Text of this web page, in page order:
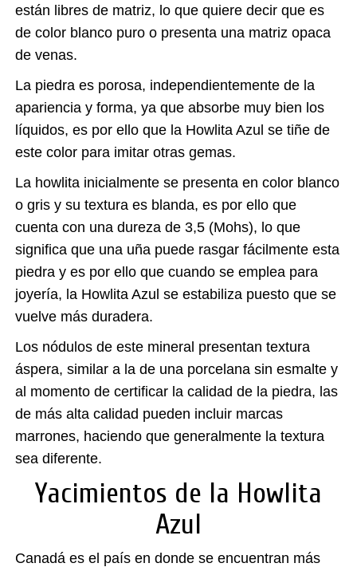
están libres de matriz, lo que quiere decir que es
de color blanco puro o presenta una matriz opaca
de venas.
La piedra es porosa, independientemente de la
apariencia y forma, ya que absorbe muy bien los
líquidos, es por ello que la Howlita Azul se tiñe de
este color para imitar otras gemas.
La howlita inicialmente se presenta en color blanco
o gris y su textura es blanda, es por ello que
cuenta con una dureza de 3,5 (Mohs), lo que
significa que una uña puede rasgar fácilmente esta
piedra y es por ello que cuando se emplea para
joyería, la Howlita Azul se estabiliza puesto que se
vuelve más duradera.
Los nódulos de este mineral presentan textura
áspera, similar a la de una porcelana sin esmalte y
al momento de certificar la calidad de la piedra, las
de más alta calidad pueden incluir marcas
marrones, haciendo que generalmente la textura
sea diferente.
Yacimientos de la Howlita
Azul
Canadá es el país en donde se encuentran más